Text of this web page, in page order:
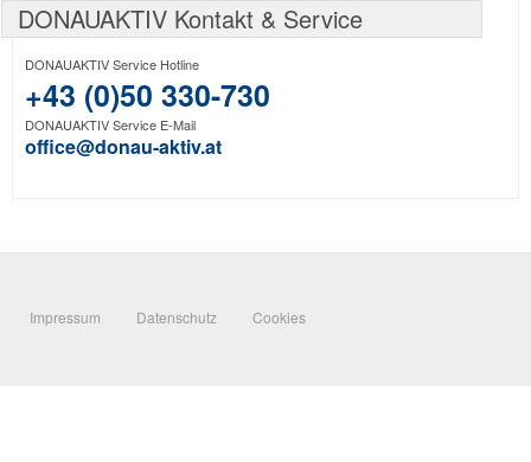
DONAUAKTIV Kontakt & Service
DONAUAKTIV Service Hotline
+43 (0)50 330-730
DONAUAKTIV Service E-Mail
office@donau-aktiv.at
Impressum Datenschutz Cookies